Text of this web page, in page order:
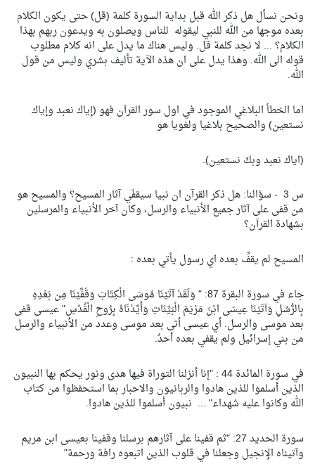
ونحن نسأل هل ذكر الله قبل بداية السورة كلمة (قل) حتى يكون الكلام
بعده موجها من الله للنبي ليقوله للناس ويصلون به ويدعون ربهم بهذا
الكلام؟ ... لا نجد كلمة قل. وليس هناك ما يدل على انه كلام مطلوب
قوله الى الله. وهذا يدل على ان هذه الآية تأليف بشري وليس من قول
الله.
اما الخطأ البلاغي الموجود في اول سور القرآن فهو (إياك نعبد وإياك
نستعين) والصحيح بلاغيا ولغويا هو
(اياك نعبد وبكَ نستعين).
س 3 - سؤالنا: هل ذكر القرآن ان نبيا سيقفّي آثار المسيح؟ والمسيح هو
من قفى على آثار جميع الأنبياء والرسل، وكان آخر الأنبياء والمرسلين
بشهادة القرآن؟
المسيح لم يقفِّ بعده اي رسول يأتي بعده :
جاء في سورة البقرة 87: " وَلَقَدْ آتَيْنَا مُوسَى الْكِتَابَ وَقَفَّيْنَا مِن بَعْدِهِ
بِالرُّسُلِ وَآتَيْنَا عِيسَى ابْنَ مَرْيَمَ الْبَيِّنَاتِ وَأَيَّدْنَاهُ بِرُوحِ الْقُدُسِ" عيسى قفى
بعد موسى والرسل. أي عيسى أتى بعد موسى وعدد من الأنبياء والرسل
من بني إسرائيل ولم يقفي بعده أحدٌ.
في سورة المائدة 44 : "إنا أنزلنا التوراة فيها هدى ونور يحكم بها النبيون
الذين أسلموا للذين هادوا والربانيون والاحبار بما استحفظوا من كتاب
الله وكانوا عليه شهداء" ... نبيون أسلموا للذين هادوا.
سورة الحديد 27: "ثم قفينا على آثارهم برسلنا وقفينا بعيسى ابن مريم
وآتيناه الإنجيل وجعلنا في قلوب الذين اتبعوه رافة ورحمة"